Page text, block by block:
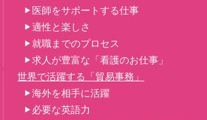
医師をサポートする仕事
適性と楽しさ
就職までのプロセス
求人が豊富な「看護のお仕事」
世界で活躍する「貿易事務」
海外を相手に活躍
必要な英語力